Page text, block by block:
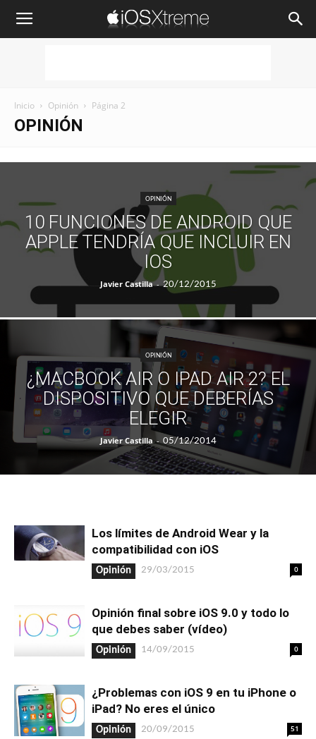
iOSXtreme
Inicio Opinión Página 2
OPINIÓN
OPINIÓN
10 FUNCIONES DE ANDROID QUE
APPLE TENDRÍA QUE INCLUIR EN
IOS
Javier Castilla - 20/12/2015
OPINIÓN
¿MACBOOK AIR O IPAD AIR 2? EL
DISPOSITIVO QUE DEBERÍAS
ELEGIR
Javier Castilla - 05/12/2014
Los límites de Android Wear y la
compatibilidad con iOS
Opinión 29/03/2015 0
Opinión final sobre iOS 9.0 y todo lo
que debes saber (vídeo)
Opinión 14/09/2015 0
¿Problemas con iOS 9 en tu iPhone o
iPad? No eres el único
Opinión 20/09/2015 51